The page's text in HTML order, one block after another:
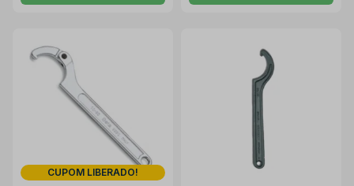
CUPOM LIBERADO!